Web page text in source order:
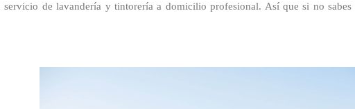
servicio de lavandería y tintorería a domicilio profesional. Así que si no sabes